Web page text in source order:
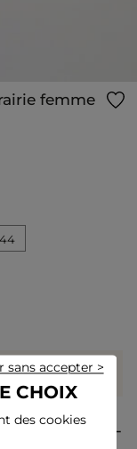
femme
44
CHOIX
des cookies
sans accepter >